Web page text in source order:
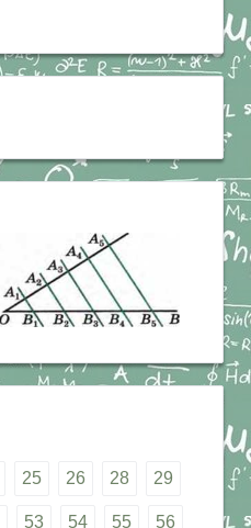
25 26 28 29
53 54 55 56